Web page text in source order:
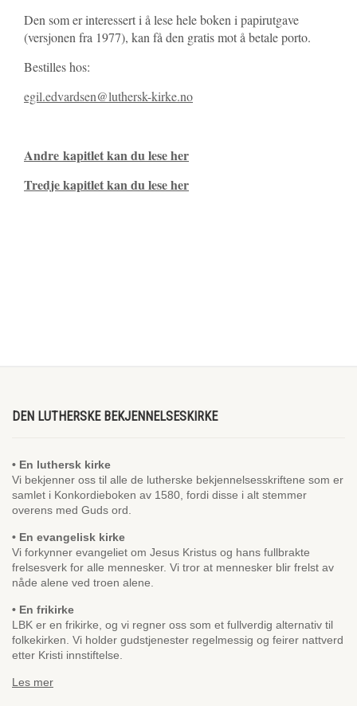
Den som er interessert i å lese hele boken i papirutgave
(versjonen fra 1977), kan få den gratis mot å betale porto.
Bestilles hos:
egil.edvardsen@luthersk-kirke.no
Andre kapitlet kan du lese her
Tredje kapitlet kan du lese her
DEN LUTHERSKE BEKJENNELSESKIRKE
• En luthersk kirke
Vi bekjenner oss til alle de lutherske bekjennelsesskriftene som er
samlet i Konkordieboken av 1580, fordi disse i alt stemmer
overens med Guds ord.
• En evangelisk kirke
Vi forkynner evangeliet om Jesus Kristus og hans fullbrakte
frelsesverk for alle mennesker. Vi tror at mennesker blir frelst av
nåde alene ved troen alene.
• En frikirke
LBK er en frikirke, og vi regner oss som et fullverdig alternativ til
folkekirken. Vi holder gudstjenester regelmessig og feirer nattverd
etter Kristi innstiftelse.
Les mer